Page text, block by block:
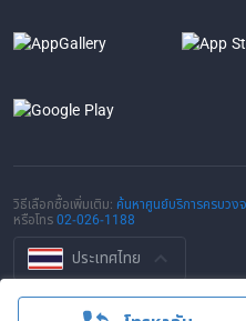
วิธีเลือกซื้อเพิ่มเติม: ค้นหาศูนย์บริการครบวง
หรือโทร02-026-1188
ประเทศไทย
© 2016-2025 CARSOME